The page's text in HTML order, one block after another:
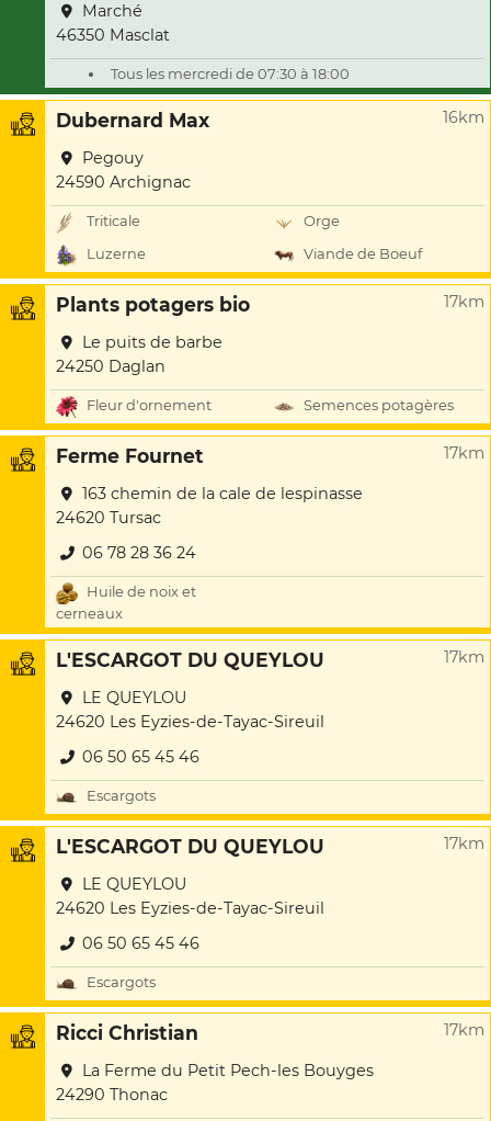
Marché
46350 Masclat
Tous les mercredi de 07:30 à 18:00
Dubernard Max 16km
Pegouy
24590 Archignac
Triticale
Orge
Luzerne
Viande de Boeuf
Plants potagers bio 17km
Le puits de barbe
24250 Daglan
Fleur d'ornement Semences potagères
Ferme Fournet 17km
163 chemin de la cale de lespinasse
24620 Tursac
06 78 28 36 24
Huile de noix et
cerneaux
L'ESCARGOT DU QUEYLOU 17km
LE QUEYLOU
24620 Les Eyzies-de-Tayac-Sireuil
06 50 65 45 46
Escargots
L'ESCARGOT DU QUEYLOU 17km
LE QUEYLOU
24620 Les Eyzies-de-Tayac-Sireuil
06 50 65 45 46
Escargots
Ricci Christian 17km
La Ferme du Petit Pech-les Bouyges
24290 Thonac